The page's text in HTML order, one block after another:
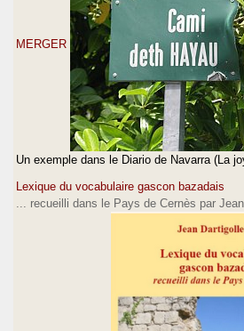
MERGER
Un exemple dans le Diario de Navarra (La
Lexique du vocabulaire gascon bazadais
... recueilli dans le Pays de Cernès par